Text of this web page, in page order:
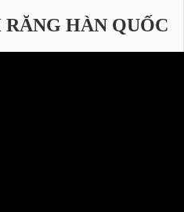
HÀN QUỐC